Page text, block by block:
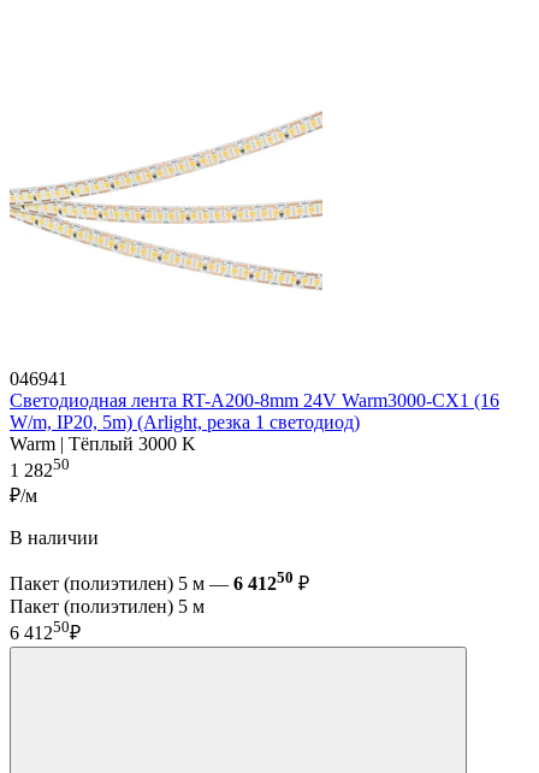
046941
Светодиодная лента RT-A200-8mm 24V Warm3000-CX1 (16
W/m, IP20, 5m) (Arlight, резка 1 светодиод)
Warm | Тёплый 3000 K
1 28250
₽/м
В наличии
Пакет (полиэтилен) 5 м — 6 41250 ₽
Пакет (полиэтилен) 5 м
6 41250₽